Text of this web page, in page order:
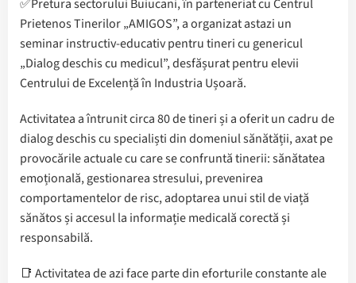
✅Pretura sectorului Buiucani, în parteneriat cu Centrul
Prietenos Tinerilor „AMIGOS”, a organizat astazi un
seminar instructiv-educativ pentru tineri cu genericul
„Dialog deschis cu medicul”, desfășurat pentru elevii
Centrului de Excelență în Industria Ușoară.
Activitatea a întrunit circa 80 de tineri și a oferit un cadru de
dialog deschis cu specialiști din domeniul sănătății, axat pe
provocările actuale cu care se confruntă tinerii: sănătatea
emoțională, gestionarea stresului, prevenirea
comportamentelor de risc, adoptarea unui stil de viață
sănătos și accesul la informație medicală corectă și
responsabilă.
📑 Activitatea de azi face parte din eforturile constante ale